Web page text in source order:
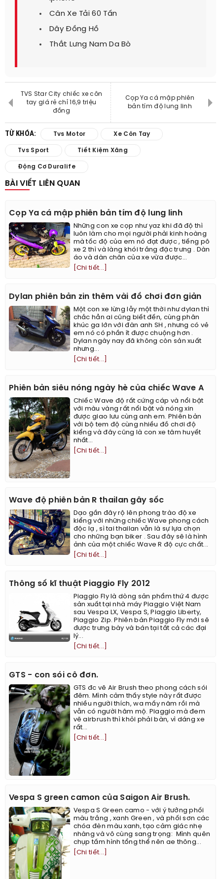
Cân Xe Tải 60 Tấn
Dây Đồng Hồ
Thắt Lưng Nam Da Bò
TVS Star City chiếc xe côn
tay giá rẻ chỉ 16,9 triệu
đồng
Cọp Ya cá mập phiên
bản tím độ lung linh
TỪ KHÓA: Tvs Motor Xe Côn Tay
Tvs Sport Tiết Kiệm Xăng
Động Cơ Duralife
BÀI VIẾT LIÊN QUAN
Cọp Ya cá mập phiên bản tím độ lung linh
Những con xe cọp như yaz khi đã độ thì
luôn làm cho mọi người phải kinh hoàng
mà tốc độ của em nó đạt được , tiếng pô
xe 2 thì và làng khói trắng đặc trưng . Dàn
áo và dàn chân của xe vừa được...
[Chi tiết...]
Dylan phiên bản zin thêm vài đồ chơi đơn giản
Một con xe lừng lẫy một thời như dylan thì
chắc hẳn ai cũng biết đến, cùng phân
khúc ga lớn với đàn anh SH , nhưng có vẻ
em nó có phần ít được chuộng hơn .
Dylan ngày nay đã không còn sản xuất
nhưng...
[Chi tiết...]
Phiên bản siêu nóng ngày hè của chiếc Wave A
Chiếc Wave độ rất cứng cáp và nổi bật
với màu vàng rất nổi bật và nóng xin
được giao lưu cùng anh em. Phiên bản
với bộ tem độ cùng nhiều đồ chơi độ
kiểng và đây cũng là con xe tâm huyết
nhất...
[Chi tiết...]
Wave độ phiên bản R thailan gây sốc
Dạo gần đây rộ lên phong trào độ xe
kiểng với những chiếc Wave phong cách
độc lạ , sì tai thailan vẫn là sự lựa chọn
cho những bạn biker . Sau đây sẽ là hình
ảnh của một chiếc Wave R độ cực chất...
[Chi tiết...]
Thông số kĩ thuật Piaggio Fly 2012
Piaggio Fly là dòng sản phẩm thứ 4 được
sản xuất tại nhà máy Piaggio Việt Nam
sau Vespa LX, Vespa S, Piaggio Liberty,
Piaggio Zip. Phiên bản Piaggio Fly mới sẽ
được trưng bày và bán tại tất cả các đại
lý...
[Chi tiết...]
GTS - con sói cô đơn.
GTS đc vẽ Air Brush theo phong cách sói
đêm. Mình cảm thấy style này rất được
nhiều người thích, wa mấy năm rồi mà
vẫn có người hâm mộ. Piaggio mà đem
vẽ airbrush thì khỏi phải bàn, vì dáng xe
rất...
[Chi tiết...]
Vespa S green camon của Saigon Air Brush.
Vespa S Green camo - với ý tưởng phối
màu trắng , xanh Green , và phối sơn các
chóa đèn màu xanh, tạo cảm giác nhẹ
nhàng và vô cùng sang trọng: ​​​​ ​Mình quên
chụp tấm hình tổng thể nên ae thông...
[Chi tiết...]